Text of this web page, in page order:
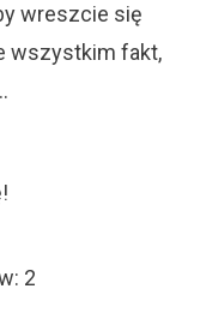
wreszcie się
wszystkim fakt,
2